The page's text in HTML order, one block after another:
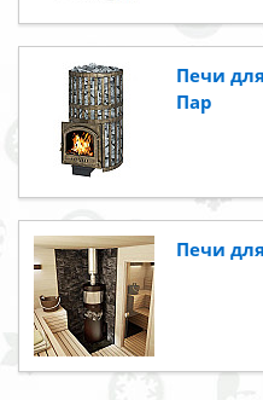
Печи
Пар
Печи